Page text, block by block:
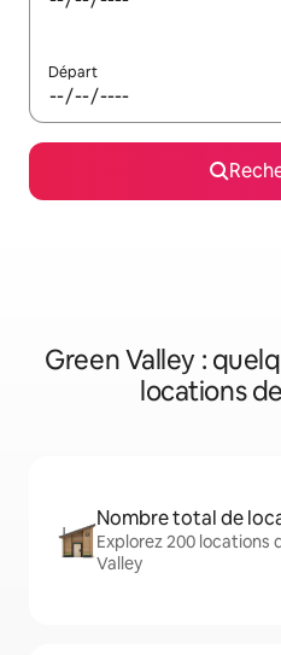
Départ
Green Valley :
locations
Nombre total de
Explorez 200 locations
Valley